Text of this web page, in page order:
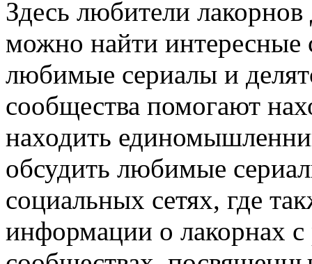
Здесь любители
можно найти интересные
любимые сериалы и
сообщества помогают
находить
обсудить любимые
социальных сетях, где
информации о лакорнах с